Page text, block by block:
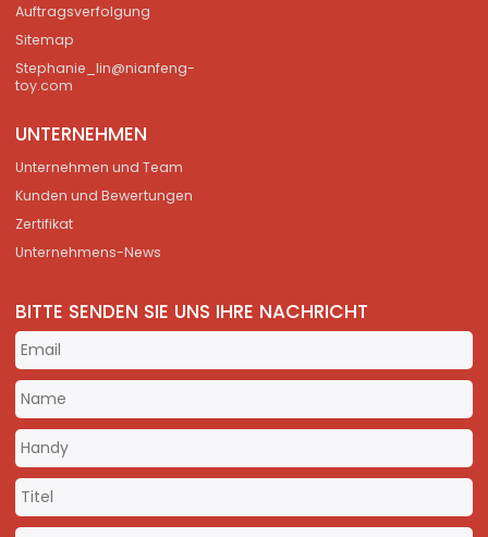
Auftragsverfolgung
Sitemap
Stephanie_lin@nianfeng-
toy.com
UNTERNEHMEN
Unternehmen und Team
Kunden und Bewertungen
Zertifikat
Unternehmens-News
BITTE SENDEN SIE UNS IHRE NACHRICHT